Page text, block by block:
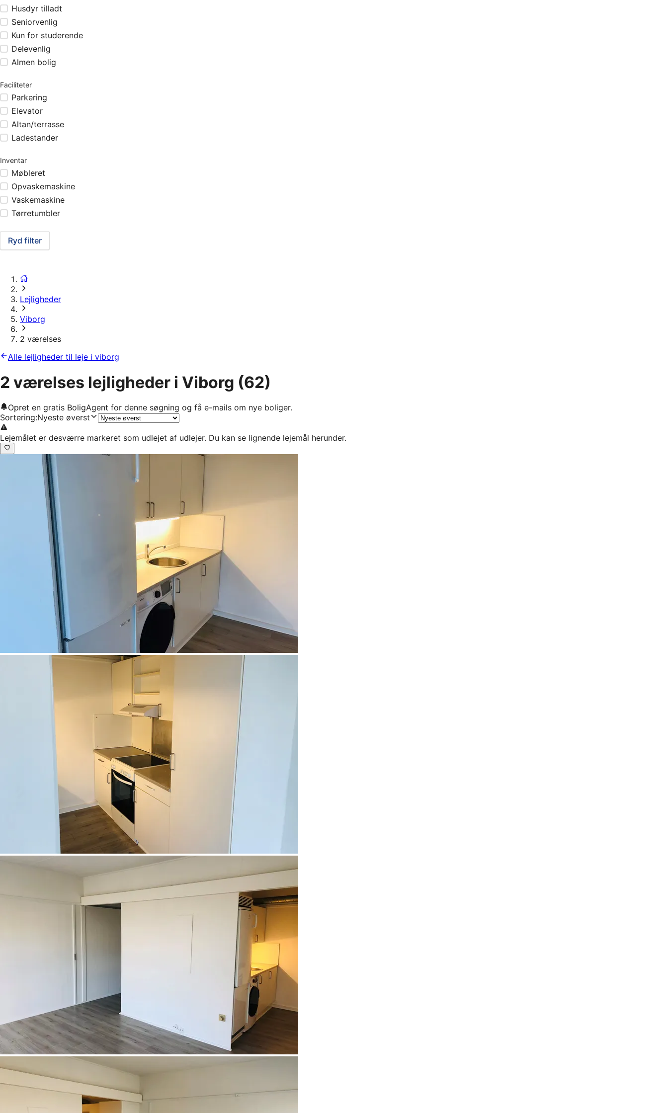
Husdyr tilladt
Seniorvenlig
Kun for studerende
Delevenlig
Almen bolig
Faciliteter
Parkering
Elevator
Altan/terrasse
Ladestander
Inventar
Møbleret
Opvaskemaskine
Vaskemaskine
Tørretumbler
Ryd filter
Lejligheder
Viborg
2 værelses
Alle lejligheder til leje i viborg
2 værelses lejligheder i Viborg (62)
Opret en gratis BoligAgent for denne søgning og få e-mails om nye boliger.
Sortering:Nyeste øverst
Lejemålet er desværre markeret som udlejet af udlejer. Du kan se lignende lejemål herunder.